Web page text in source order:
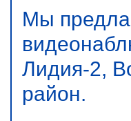
Мы
Лидия-2,
район.